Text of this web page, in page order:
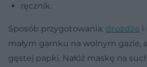
ręcznik.
Sposób przygotowania: drożdże i
małym garnku na wolnym gazie,
gęstej papki. Nałóż maskę na